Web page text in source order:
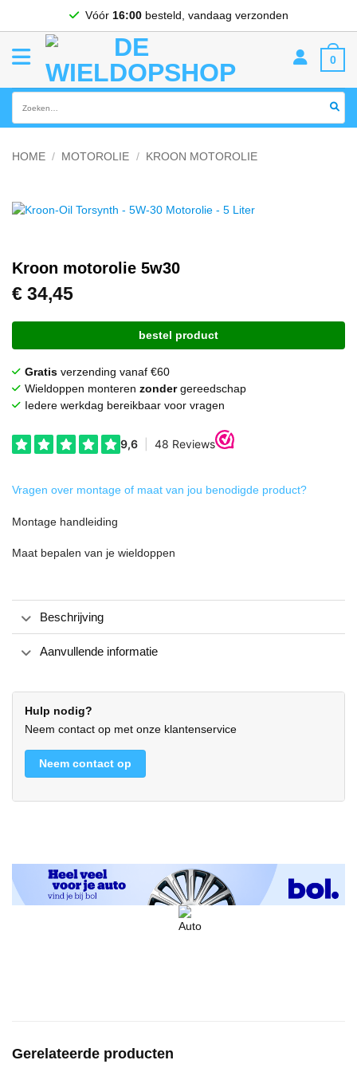
Vóór 16:00besteld, vandaag verzonden
0
HOME / MOTOROLIE / KROON MOTOROLIE
Kroon motorolie 5w30
€ 34,45
bestel product
Gratis verzending vanaf €60
Wieldoppen monteren zondergereedschap
Iedere werkdag bereikbaar voor vragen
Vragen over montage of maat van jou benodigde product?
Montage handleiding
Maat bepalen van je wieldoppen
Beschrijving
Aanvullende informatie
Hulp nodig?
Neem contact op met onze klantenservice
Neem contact op
Gerelateerde producten